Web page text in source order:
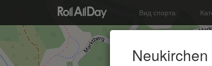
Neukirchen
Вид спорта